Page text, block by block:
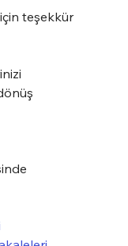
için teşekkür